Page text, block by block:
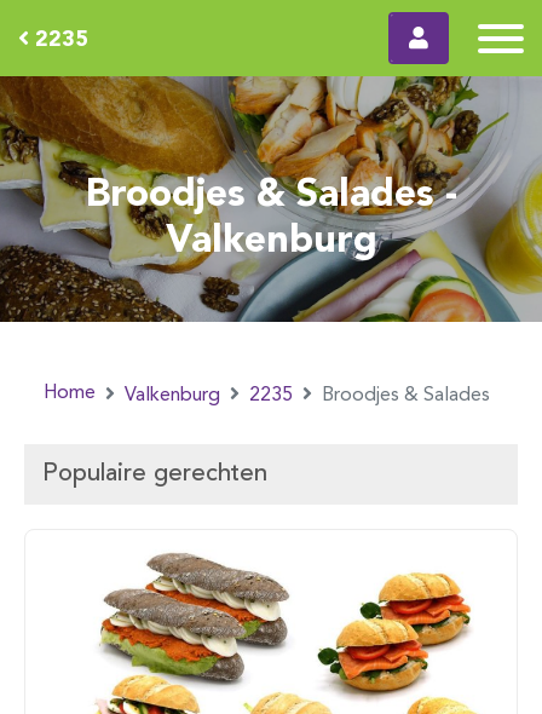
2235
Broodjes & Salades -
Valkenburg
Home Valkenburg 2235 Broodjes & Salades
Populaire gerechten